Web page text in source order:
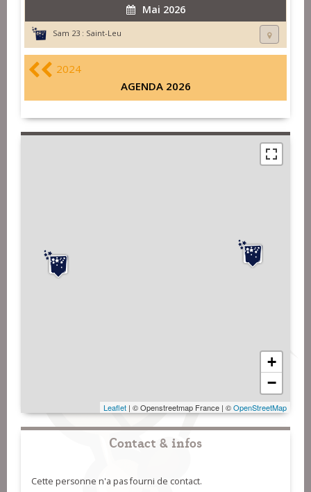
Mai 2026
Sam 23 : Saint-Leu
2024
AGENDA 2026
+
−
Leaflet | © Openstreetmap France | ©OpenStreetMap
Contact & infos
Cette personne n'a pas fourni de contact.